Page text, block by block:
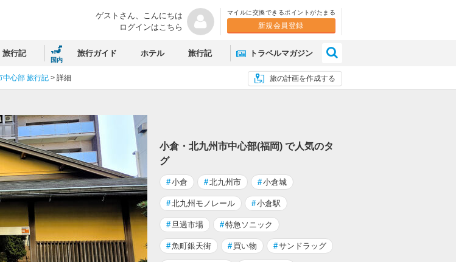
ゲストさん、 こんにちは
ログインはこちら
マイルに交換できるポイントがたまる
新規会員登録
旅行記
国内
旅行ガイド ホテル 旅行記 トラベルマガジン
旅の計画を作成する
中心部 旅行記 > 詳細
小倉・北九州市中心部(福岡) で人気のタ
グ
#小倉 #北九州市 #小倉城
#北九州モノレール #小倉駅
#旦過市場 #特急ソニック
#魚町銀天街 # 買い物 #サンドラッグ